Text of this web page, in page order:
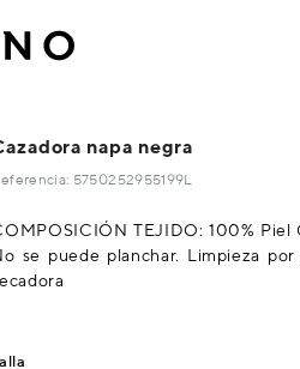
napa negra
5750252955199L
TEJIDO: 100% Piel
se puede planchar. Limpieza